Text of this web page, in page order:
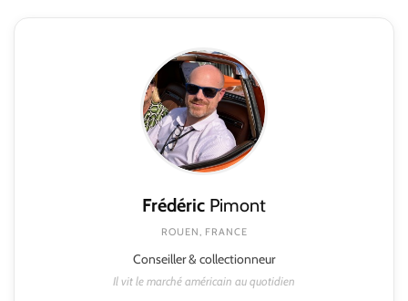
Frédéric Pimont
ROUEN, FRANCE
Conseiller & collectionneur
Il vit le marché américain au quotidien